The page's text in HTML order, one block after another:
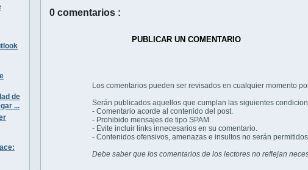
de
...
0 comentarios :
PUBLICAR UN COMENTARIO
Los comentarios pueden ser revisados en cualquier momento
Serán publicados aquellos que cumplan las siguientes
- Comentario acorde al contenido del post.
- Prohibido mensajes de tipo SPAM.
- Evite incluir links innecesarios en su comentario.
- Contenidos ofensivos, amenazas e insultos no serán
Debe saber que los comentarios de los lectores no reflejan